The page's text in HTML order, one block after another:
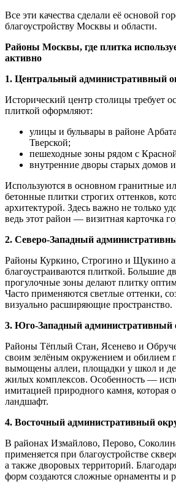
Все эти качества сделали её основой
благоустройству Москвы и области.
Районы Москвы, где плитка
активно
1. Центральный административный
Исторический центр столицы требует
плиткой оформляют:
улицы и бульвары в районе
Тверской;
пешеходные зоны рядом с
внутренние дворы старых домов
Используются в основном гранитные
бетонные плитки строгих оттенков,
архитектурой. Здесь важно не только
ведь этот район — визитная карточка
2. Северо-Западный
Районы Куркино, Строгино и Щукино
благоустраиваются плиткой. Большие
прогулочные зоны делают плитку
Часто применяются светлые оттенки,
визуально расширяющие пространство.
3. Юго-Западный
Районы Тёплый Стан, Ясенево и
своим зелёным окружением и обилием
вымощены аллеи, площадки у школ и
жилых комплексов. Особенность —
имитацией природного камня, которая
ландшафт.
4. Восточный административный
В районах Измайлово, Перово,
применяется при благоустройстве
а также дворовых территорий.
форм создаются сложные орнаменты и